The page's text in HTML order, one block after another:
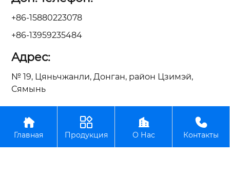
+86-15880223078
+86-13959235484
Адрес:
№ 19, Цяньчжанли, Донган, район Цзимэй,
Сямынь
ООО Сямынь Тайсин Механические Электрические

Главная

Продукция

О Нас

Контакты